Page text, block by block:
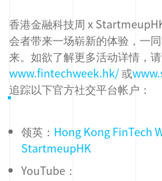
香港金融科技周 x
会者带来一场崭新的体验，一
来。如欲了解更多活动详情，
www.fintechweek.hk/或
追踪以下官方社交平台帐户：
领英： Hong Kong FinTech
StartmeupHK
YouTube：